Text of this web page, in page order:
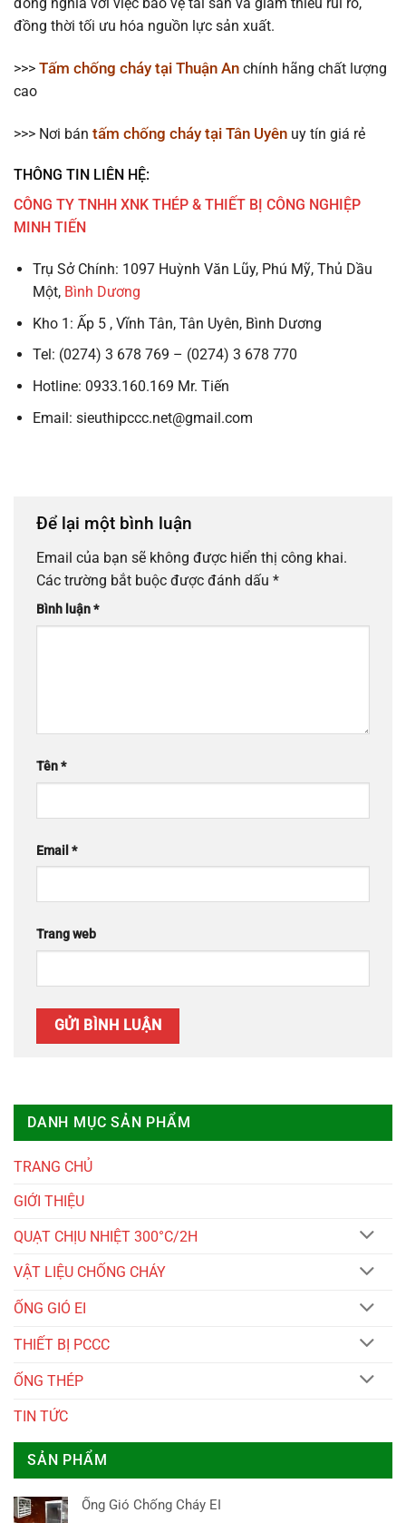
DANH MỤC SẢN PHẨM
TRANG CHỦ
GIỚI THIỆU
QUẠT CHỊU NHIỆT 300°C/2H
VẬT LIỆU CHỐNG CHÁY
ỐNG GIÓ EI
THIẾT BỊ PCCC
ỐNG THÉP
TIN TỨC
SẢN PHẨM
Ống Gió Chống Cháy EI
đồng thời tối ưu hóa nguồn lực sản xuất.
>>> Tấm chống cháy tại Thuận An chính hãng chất lượng
cao
>>> Nơi bán tấm chống cháy tại Tân Uyên uy tín giá rẻ
THÔNG TIN LIÊN HỆ:
CÔNG TY TNHH XNK THÉP & THIẾT BỊ CÔNG NGHIỆP
MINH TIẾN
Trụ Sở Chính: 1097 Huỳnh Văn Lũy, Phú Mỹ, Thủ Dầu
Một, Bình Dương
Kho 1: Ấp 5 , Vĩnh Tân, Tân Uyên, Bình Dương
Tel: (0274) 3 678 769 – (0274) 3 678 770
Hotline: 0933.160.169 Mr. Tiến
Email: sieuthipccc.net@gmail.com
Để lại một bình luận
Email của bạn sẽ không được hiển thị công khai.
Các trường bắt buộc được đánh dấu *
Bình luận*
Tên*
Email *
Trang web